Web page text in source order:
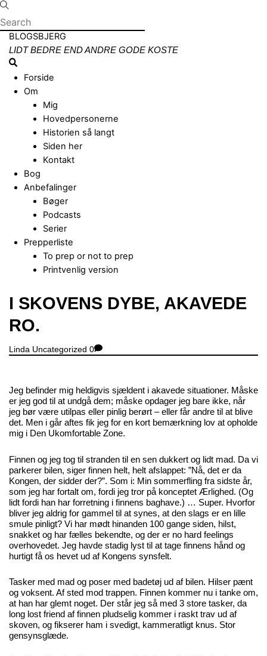
Skip
to
content
Menu
BLOGSBJERG
LIDT BEDRE END ANDRE GODE KOSTE
Search
Forside
Om
Mig
Hovedpersonerne
Historien så langt
Siden her
Kontakt
Bog
Anbefalinger
Bøger
Podcasts
Serier
Prepperliste
To prep or not to prep
Printvenlig version
Close
Menu
I SKOVENS DYBE, AKAVEDE
RO.
Linda Uncategorized 0
Jeg befinder mig heldigvis sjældent i akavede situationer. Måske
er jeg god til at undgå dem; måske opdager jeg bare ikke, når
jeg bør være utilpas eller pinlig berørt – eller får andre til at blive
det. Men i går aftes fik jeg for en kort bemærkning lov at opholde
mig i Den Ukomfortable Zone.
Finnen og jeg tog til stranden til en sen dukkert og lidt mad. Da vi
parkerer bilen, siger finnen helt, helt afslappet: ”Nå, det er da
Kongen, der sidder der?”. Som i: Min sommerfling fra sidste år,
som jeg har fortalt om, fordi jeg tror på konceptet Ærlighed. (Og
lidt fordi han har forretning i finnens baghave.) … Super. Hvorfor
bliver jeg aldrig for gammel til at synes, at den slags er en lille
smule pinligt? Vi har mødt hinanden 100 gange siden, hilst,
snakket og har fælles bekendte, og der er no hard feelings
overhovedet. Jeg havde stadig lyst til at tage finnens hånd og
hurtigt få os hevet ud af Kongens synsfelt.
Tasker med mad og poser med badetøj ud af bilen. Hilser pænt
og voksent. Af sted mod trappen. Finnen kommer nu i tanke om,
at han har glemt noget. Der står jeg så med 3 store tasker, da
long lost friend af finnen pludselig kommer i raskt trav ud af
skoven, og fikserer ham i svedigt, kammeratligt knus. Stor
gensynsglæde.